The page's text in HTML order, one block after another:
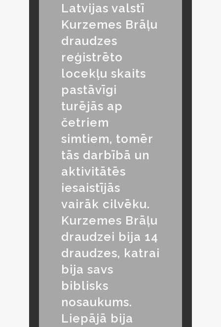
Latvijas valstī
Kurzemes Brāļu
draudzes
reģistrēto
locekļu skaits
pastāvīgi
turējās ap
četriem
simtiem, tomēr
tās darbībā un
aktivitātēs
iesaistījās
vairāk cilvēku.
Kurzemes Brāļu
draudzei bija 14
draudzes, katrai
bija savs
biblisks
nosaukums.
Liepājā bija